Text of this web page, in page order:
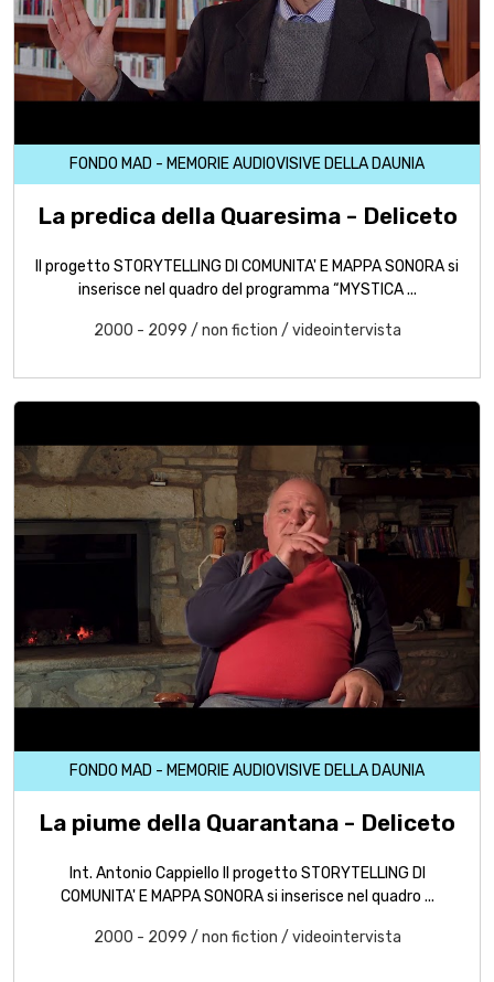
FONDO MAD - MEMORIE AUDIOVISIVE DELLA DAUNIA
La predica della Quaresima - Deliceto
Il progetto STORYTELLING DI COMUNITA' E MAPPA SONORA si
inserisce nel quadro del programma “MYSTICA ...
2000 - 2099 / non fiction / videointervista
FONDO MAD - MEMORIE AUDIOVISIVE DELLA DAUNIA
La piume della Quarantana - Deliceto
Int. Antonio Cappiello Il progetto STORYTELLING DI
COMUNITA' E MAPPA SONORA si inserisce nel quadro ...
2000 - 2099 / non fiction / videointervista